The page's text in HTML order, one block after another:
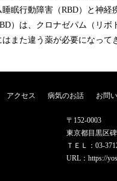
眠行動障害（RBD）と神
）は、クロナゼパム（リ
また違う薬が必要になって
アクセス 病気のお話 お問
〒152-0003
東京都目黒区
ＴＥＬ：03-
URL： https://